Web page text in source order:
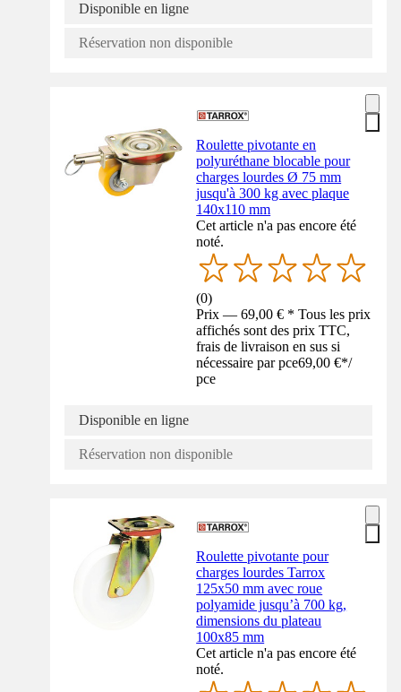
Disponible en ligne
Réservation non disponible
Roulette pivotante en
polyuréthane blocable pour
charges lourdes Ø 75 mm
jusqu'à 300 kg avec plaque
140x110 mm
Cet article n'a pas encore été
noté.
(0)
Prix — 69,00 € * Tous les prix
affichés sont des prix TTC,
frais de livraison en sus si
nécessaire par pce69,00 €*/
pce
Disponible en ligne
Réservation non disponible
Roulette pivotante pour
charges lourdes Tarrox
125x50 mm avec roue
polyamide jusqu’à 700 kg,
dimensions du plateau
100x85 mm
Cet article n'a pas encore été
noté.